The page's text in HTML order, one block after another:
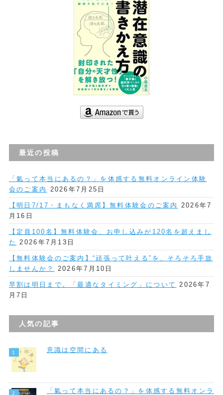
最近の投稿
「氣って本当にあるの？」を体感する無料オンライン体験
会のご案内
2026年7月25日
【明日7/17・まもなく満席】無料体験会のご案内
2026年7
月16日
【定員100名】無料体験会、お申し込みが120名を超えまし
た
2026年7月13日
【無料体験会のご案内】“頑張って叶える”を、そろそろ手放
しませんか？
2026年7月10日
早割は明日まで。「最適なタイミング」について
2026年7
月7日
人気の記事
意識は空間にある
「氣って本当にあるの？」を体感する無料オンラ